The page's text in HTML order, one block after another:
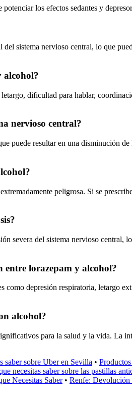
los efectos sedantes y
sistema nervioso central, lo que
alcohol?
dificultad para hablar,
nervioso central?
puede resultar en una disminución
peligrosa. Si se
severa del sistema nervioso
entre lorazepam y alcohol?
depresión respiratoria, letargo
alcohol?
para la salud y la vida. La
saber sobre Uber en Sevilla •
necesitas saber sobre las pastillas
Necesitas Saber• Renfe: Devolución